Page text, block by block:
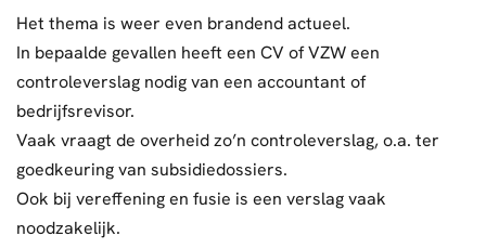
Het thema is weer even brandend actueel.
In bepaalde gevallen heeft een CV of VZW een
controleverslag nodig van een accountant of
bedrijfsrevisor.
Vaak vraagt de overheid zo’n controleverslag, o.a. ter
goedkeuring van subsidiedossiers.
Ook bij vereffening en fusie is een verslag vaak
noodzakelijk.